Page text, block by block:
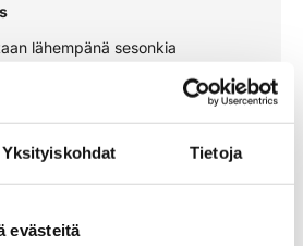
Yksityiskohdat Tietoja
evästeitä
lähempänä sesonkia
the map